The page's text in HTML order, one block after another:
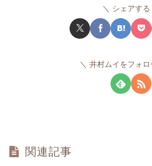
シェアする
井村ムイをフォロ
関連記事